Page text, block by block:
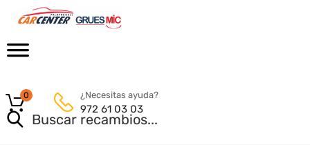
¿Necesitas ayuda?
972 61 03 03
0